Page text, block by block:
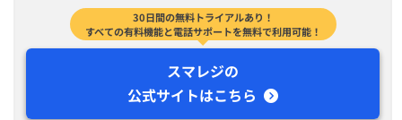
30日間の無料トライアルあり！
すべての有料機能と電話サポートを無料で利用可能！
スマレジの
公式サイトはこちら